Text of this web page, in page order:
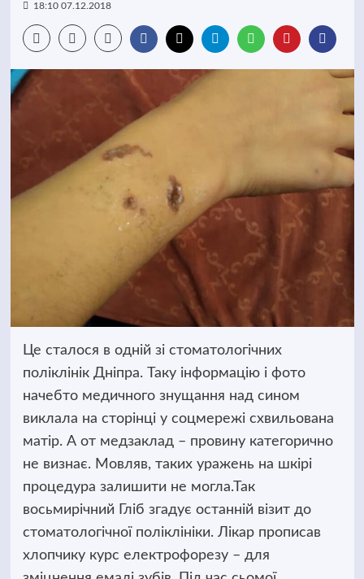
18:10 07.12.2018
Це сталося в одній зі стоматологічних
поліклінік Дніпра. Таку інформацію і фото
начебто медичного знущання над сином
виклала на сторінці у соцмережі схвильована
матір. А от медзаклад – провину категорично
не визнає. Мовляв, таких уражень на шкірі
процедура залишити не могла.Так
восьмирічний Гліб згадує останній візит до
стоматологічної поліклініки. Лікар прописав
хлопчику курс електрофорезу – для